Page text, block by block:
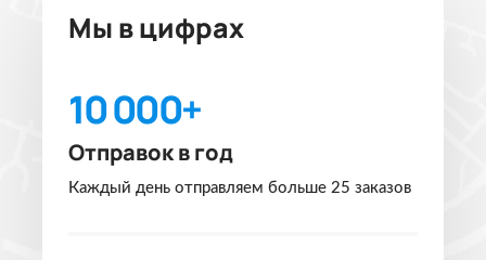
Мы в цифрах
10 000+
Отправок в год
Каждый день отправляем больше 25 заказов